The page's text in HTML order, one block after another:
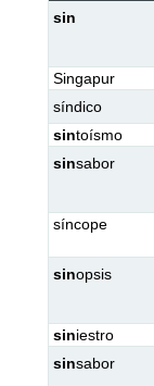
sin
Singapur
síndico
sintoísmo
sinsabor
síncope
sinopsis
siniestro
sinsabor